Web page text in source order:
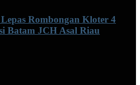
Rombongan Kloter 4
Batam JCH Asal Riau